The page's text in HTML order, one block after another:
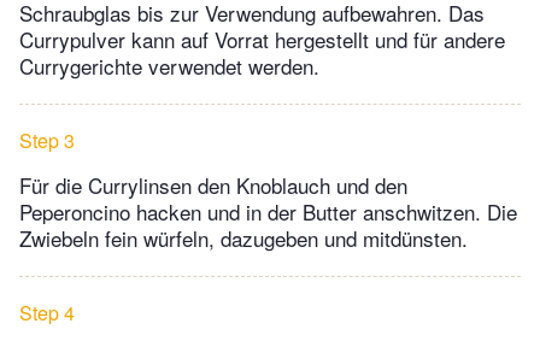
Schraubglas bis zur Verwendung aufbewahren. Das
Currypulver kann auf Vorrat hergestellt und für andere
Currygerichte verwendet werden.
Step 3
Für die Currylinsen den Knoblauch und den
Peperoncino hacken und in der Butter anschwitzen. Die
Zwiebeln fein würfeln, dazugeben und mitdünsten.
Step 4